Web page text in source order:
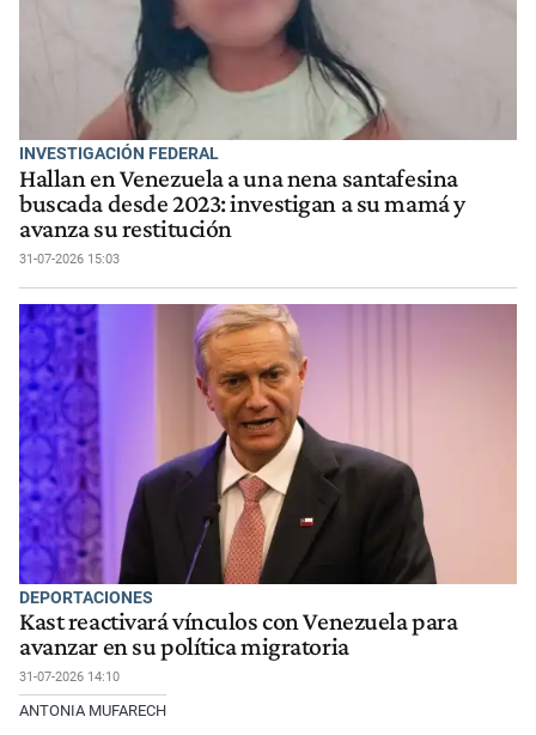
INVESTIGACIÓN FEDERAL
Hallan en Venezuela a una nena santafesina
buscada desde 2023: investigan a su mamá y
avanza su restitución
31-07-2026 15:03
DEPORTACIONES
Kast reactivará vínculos con Venezuela para
avanzar en su política migratoria
31-07-2026 14:10
ANTONIA MUFARECH